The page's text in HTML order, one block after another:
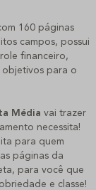
160 páginas
campos, possui
financeiro,
objetivos para o
Média vai trazer
necessita!
para quem
páginas da
para você que
e classe!